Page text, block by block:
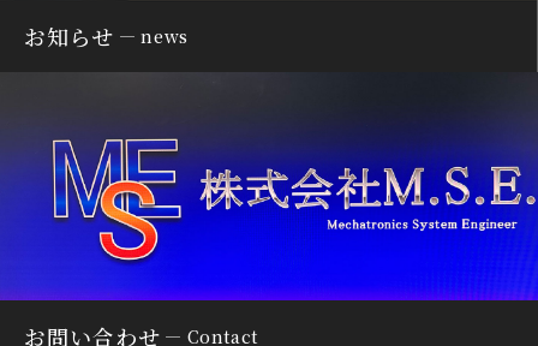
お知らせ news
お問い合わせ Contact